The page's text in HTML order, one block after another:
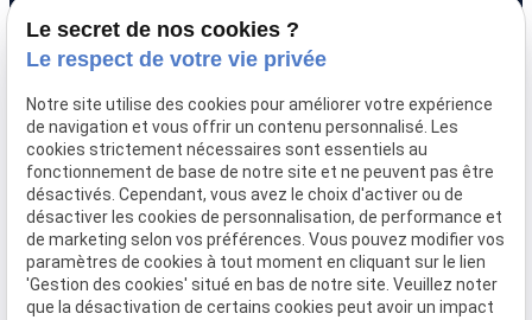
9 avenue Victor Hugo
69160 Tassin la Demi-
Lune
Lundi - Vendredi
09:00-12:00,
Accueil
Qui sommes-nous
Nos biens
Prix immobilier
Confier mon bien
Rejoignez-nous
Contact
Le secret de nos cookies ?
Le respect de votre vie privée
Notre site utilise des cookies pour améliorer votre expérience
de navigation et vous offrir un contenu personnalisé. Les
cookies strictement nécessaires sont essentiels au
fonctionnement de base de notre site et ne peuvent pas être
désactivés. Cependant, vous avez le choix d'activer ou de
désactiver les cookies de personnalisation, de performance et
de marketing selon vos préférences. Vous pouvez modifier vos
paramètres de cookies à tout moment en cliquant sur le lien
'Gestion des cookies' situé en bas de notre site. Veuillez noter
que la désactivation de certains cookies peut avoir un impact